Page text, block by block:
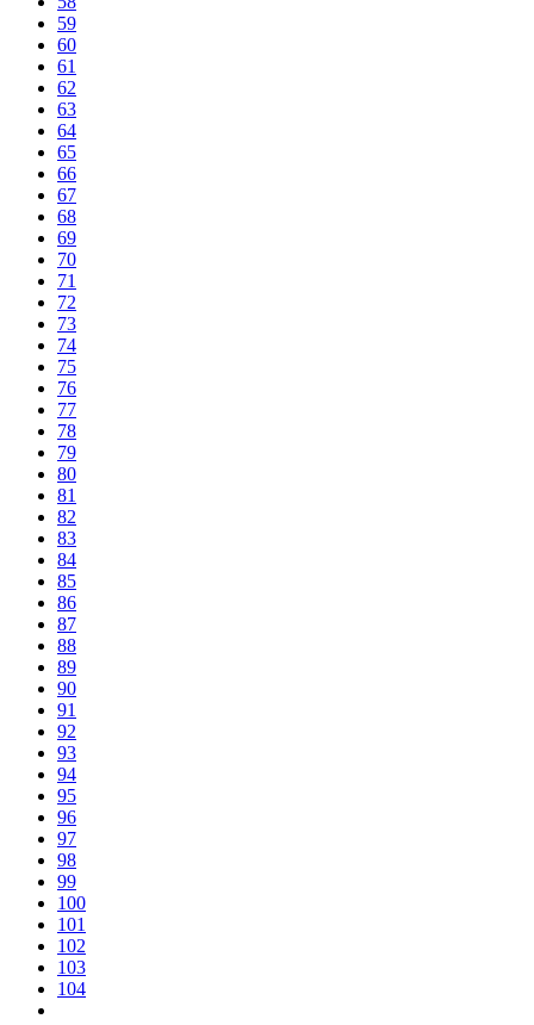
59
60
61
62
63
64
65
66
67
68
69
70
71
72
73
74
75
76
77
78
79
80
81
82
83
84
85
86
87
88
89
90
91
92
93
94
95
96
97
98
99
100
101
102
103
104